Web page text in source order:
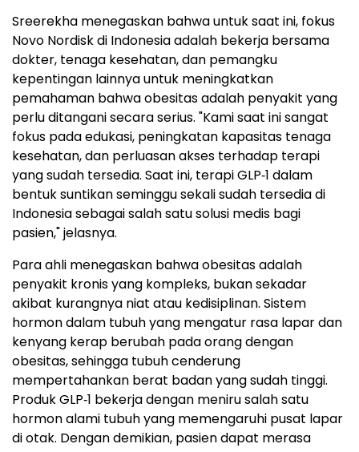
Sreerekha menegaskan bahwa untuk saat ini, fokus
Novo Nordisk di Indonesia adalah bekerja bersama
dokter, tenaga kesehatan, dan pemangku
kepentingan lainnya untuk meningkatkan
pemahaman bahwa obesitas adalah penyakit yang
perlu ditangani secara serius. "Kami saat ini sangat
fokus pada edukasi, peningkatan kapasitas tenaga
kesehatan, dan perluasan akses terhadap terapi
yang sudah tersedia. Saat ini, terapi GLP‑1 dalam
bentuk suntikan seminggu sekali sudah tersedia di
Indonesia sebagai salah satu solusi medis bagi
pasien," jelasnya.
Para ahli menegaskan bahwa obesitas adalah
penyakit kronis yang kompleks, bukan sekadar
akibat kurangnya niat atau kedisiplinan. Sistem
hormon dalam tubuh yang mengatur rasa lapar dan
kenyang kerap berubah pada orang dengan
obesitas, sehingga tubuh cenderung
mempertahankan berat badan yang sudah tinggi.
Produk GLP‑1 bekerja dengan meniru salah satu
hormon alami tubuh yang memengaruhi pusat lapar
di otak. Dengan demikian, pasien dapat merasa